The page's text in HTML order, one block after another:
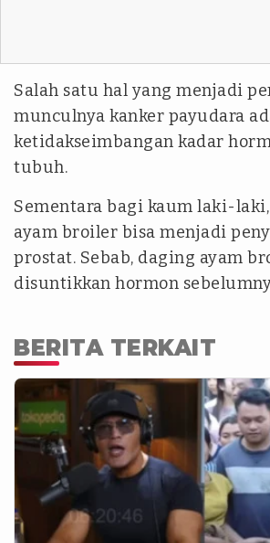
Salah satu hal yang menjadi
munculnya kanker payudara
ketidakseimbangan kadar
tubuh.
Sementara bagi kaum laki-
ayam broiler bisa menjadi
prostat. Sebab, daging ayam
disuntikkan hormon
BERITA TERKAIT